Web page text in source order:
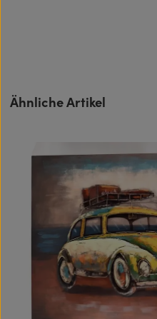
Produktgalerie überspringen
Ähnliche Artikel